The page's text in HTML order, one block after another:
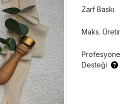
Zarf Baskı
Maks.
Desteği